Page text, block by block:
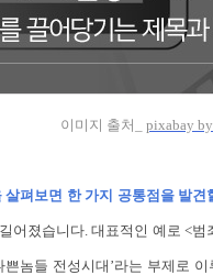
이미지 출처_ pixabay
펴보면 한 가지 공통점을 발견
어졌습니다. 대표적인 예로 <
쁜놈들 전성시대’라는 부제로